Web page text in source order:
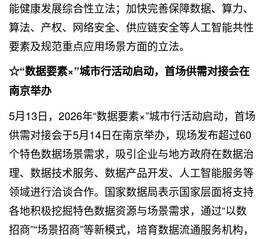
能健康发展综合性立法；加快完善保障数据、算力、
算法、产权、网络安全、供应链安全等人工智能共性
要素及规范重点应用场景方面的立法。
☆“数据要素×”城市行活动启动，首场供需对接会在
南京举办
5月13日，2026年“数据要素×”城市行活动启动，首场
供需对接会于5月14日在南京举办，现场发布超过60
个特色数据场景需求，吸引企业与地方政府在数据治
理、数据技术服务、数据产品开发、人工智能服务等
领域进行洽谈合作。国家数据局表示国家层面将支持
各地积极挖掘特色数据资源与场景需求，通过“以数
招商”“场景招商”等新模式，培育数据流通服务机构，